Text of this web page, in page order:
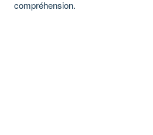
compréhension.